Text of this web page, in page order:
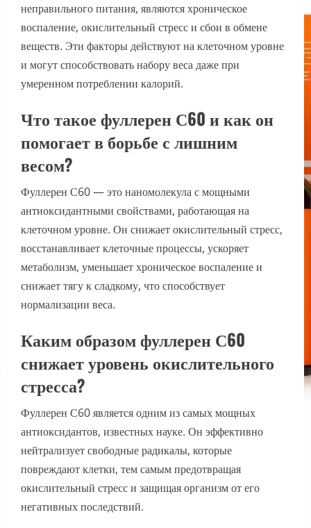
неправильного питания, являются хроническое
воспаление, окислительный стресс и сбои в обмене
веществ. Эти факторы действуют на клеточном уровне
и могут способствовать набору веса даже при
умеренном потреблении калорий.
Что такое фуллерен С60 и как он
помогает в борьбе с лишним
весом?
Фуллерен С60 — это наномолекула с мощными
антиоксидантными свойствами, работающая на
клеточном уровне. Он снижает окислительный стресс,
восстанавливает клеточные процессы, ускоряет
метаболизм, уменьшает хроническое воспаление и
снижает тягу к сладкому, что способствует
нормализации веса.
Каким образом фуллерен С60
снижает уровень окислительного
стресса?
Фуллерен С60 является одним из самых мощных
антиоксидантов, известных науке. Он эффективно
нейтрализует свободные радикалы, которые
повреждают клетки, тем самым предотвращая
окислительный стресс и защищая организм от его
негативных последствий.